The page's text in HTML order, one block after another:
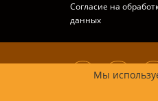
Мы
Согласие на
данных